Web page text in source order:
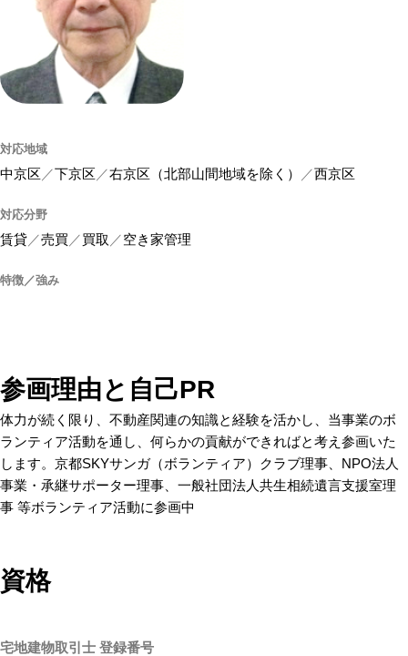
対応地域
中京区 下京区 右京区（北部山間地域を除く） 西京区
対応分野
賃貸 売買 買取 空き家管理
特徴／強み
参画理由と自己PR
体力が続く限り、不動産関連の知識と経験を活かし、当事業のボ
ランティア活動を通し、何らかの貢献ができればと考え参画いた
します。京都SKYサンガ（ボランティア）クラブ理事、NPO法人
事業・承継サポーター理事、一般社団法人共生相続遺言支援室理
事 等ボランティア活動に参画中
資格
宅地建物取引士 登録番号